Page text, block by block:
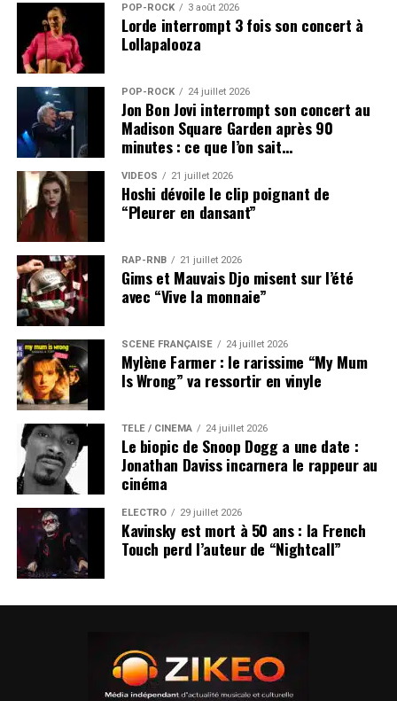
POP-ROCK 3 août 2026
Lorde interrompt 3 fois son concert à
Lollapalooza
POP-ROCK 24 juillet 2026
Jon Bon Jovi interrompt son concert au
Madison Square Garden après 90
minutes : ce que l’on sait…
VIDEOS 21 juillet 2026
Hoshi dévoile le clip poignant de
“Pleurer en dansant”
RAP-RNB 21 juillet 2026
Gims et Mauvais Djo misent sur l’été
avec “Vive la monnaie”
SCÈNE FRANÇAISE 24 juillet 2026
Mylène Farmer : le rarissime “My Mum
Is Wrong” va ressortir en vinyle
TÉLÉ / CINÉMA 24 juillet 2026
Le biopic de Snoop Dogg a une date :
Jonathan Daviss incarnera le rappeur au
cinéma
ÉLECTRO 29 juillet 2026
Kavinsky est mort à 50 ans : la French
Touch perd l’auteur de “Nightcall”